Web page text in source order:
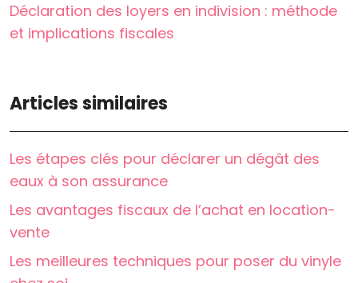
Déclaration des loyers en indivision : méthode
et implications fiscales
Articles similaires
Les étapes clés pour déclarer un dégât des
eaux à son assurance
Les avantages fiscaux de l’achat en location-
vente
Les meilleures techniques pour poser du vinyle